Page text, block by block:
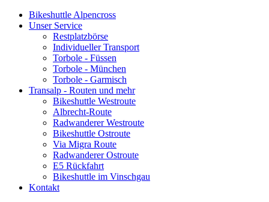
Bikeshuttle Alpencross
Unser Service
Restplatzbörse
Individueller Transport
Torbole - Füssen
Torbole - München
Torbole - Garmisch
Transalp - Routen und mehr
Bikeshuttle Westroute
Albrecht-Route
Radwanderer Westroute
Bikeshuttle Ostroute
Via Migra Route
Radwanderer Ostroute
E5 Rückfahrt
Bikeshuttle im Vinschgau
Kontakt